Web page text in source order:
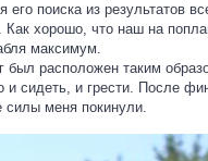
его поиска из результатов
Как хорошо, что наш на
максимум.
расположен таким
и сидеть, и грести. После
силы меня покинули.